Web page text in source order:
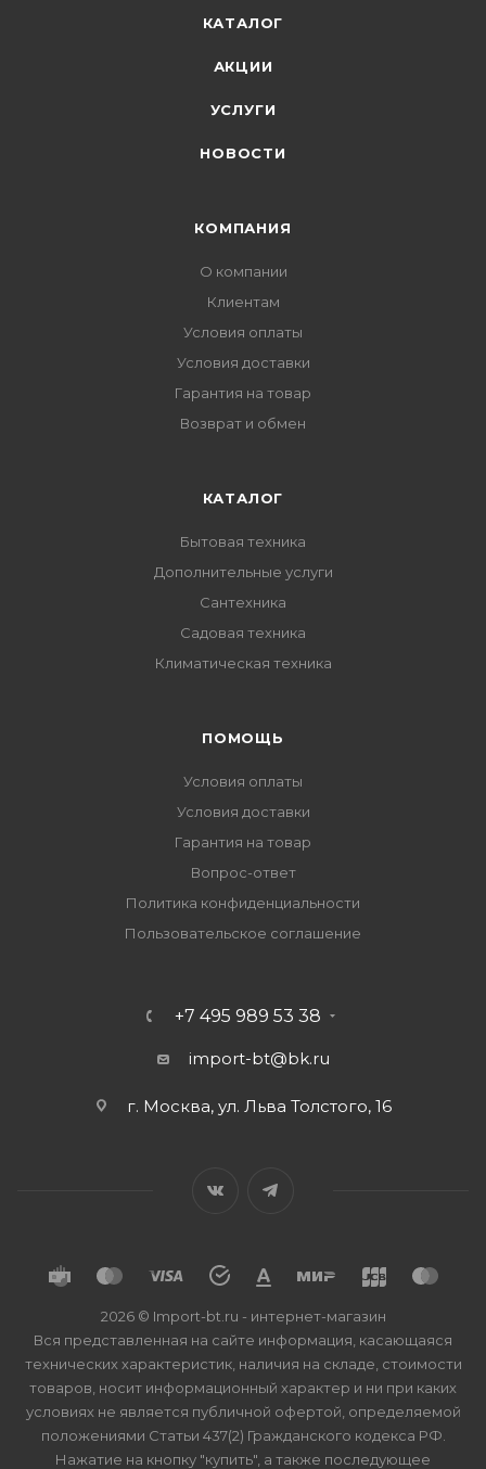
КАТАЛОГ
АКЦИИ
УСЛУГИ
НОВОСТИ
КОМПАНИЯ
О компании
Клиентам
Условия оплаты
Условия доставки
Гарантия на товар
Возврат и обмен
КАТАЛОГ
Бытовая техника
Дополнительные услуги
Сантехника
Садовая техника
Климатическая техника
ПОМОЩЬ
Условия оплаты
Условия доставки
Гарантия на товар
Вопрос-ответ
Политика конфиденциальности
Пользовательское соглашение
+7 495 989 53 38
import-bt@bk.ru
г. Москва, ул. Льва Толстого, 16
2026 © Import-bt.ru - интернет-магазин
Вся представленная на сайте информация, касающаяся
технических характеристик, наличия на складе, стоимости
товаров, носит информационный характер и ни при каких
условиях не является публичной офертой, определяемой
положениями Статьи 437(2) Гражданского кодекса РФ.
Нажатие на кнопку "купить", а также последующее